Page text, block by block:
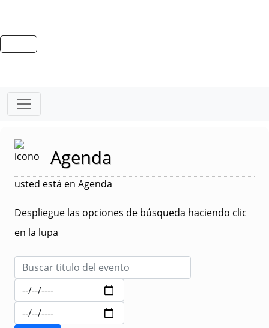
Agenda
usted está en Agenda
Despliegue las opciones de búsqueda haciendo clic
en la lupa